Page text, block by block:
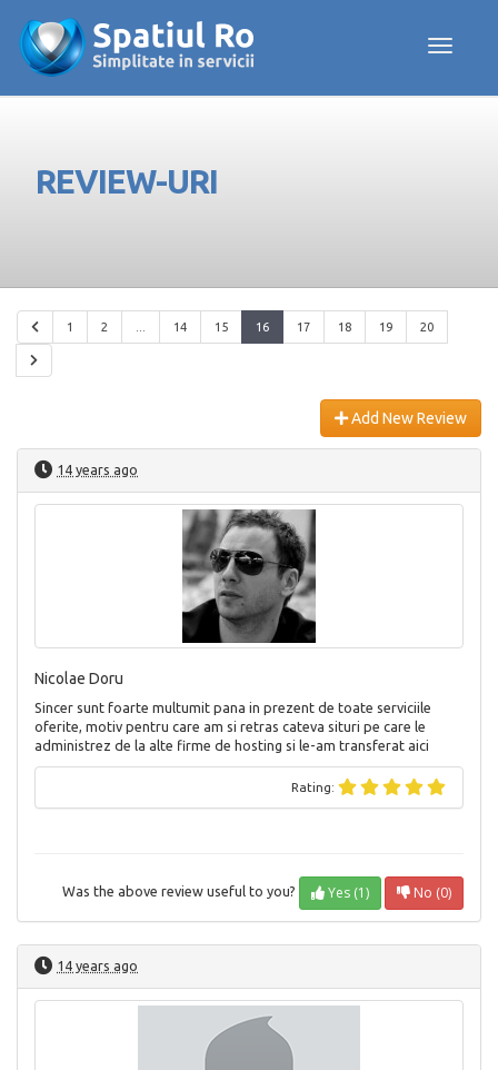
Toggle
REVIEW-URI
1 2 14 15 16 17 18 19 20
Add New Review
14 years ago
Nicolae Doru
Sincer sunt foarte multumit pana in prezent de toate serviciile
oferite, motiv pentru care am si retras cateva situri pe care le
administrez de la alte firme de hosting si le-am transferat aici
Rating:
Was the above review useful to you? Yes (1) No (0)
14 years ago